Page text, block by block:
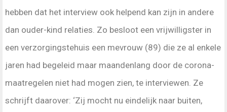
hebben dat het interview ook helpend kan zijn in andere
dan ouder-kind relaties. Zo besloot een vrijwilligster in
een verzorgingstehuis een mevrouw (89) die ze al enkele
jaren had begeleid maar maandenlang door de corona-
maatregelen niet had mogen zien, te interviewen. Ze
schrijft daarover: ‘Zij mocht nu eindelijk naar buiten,